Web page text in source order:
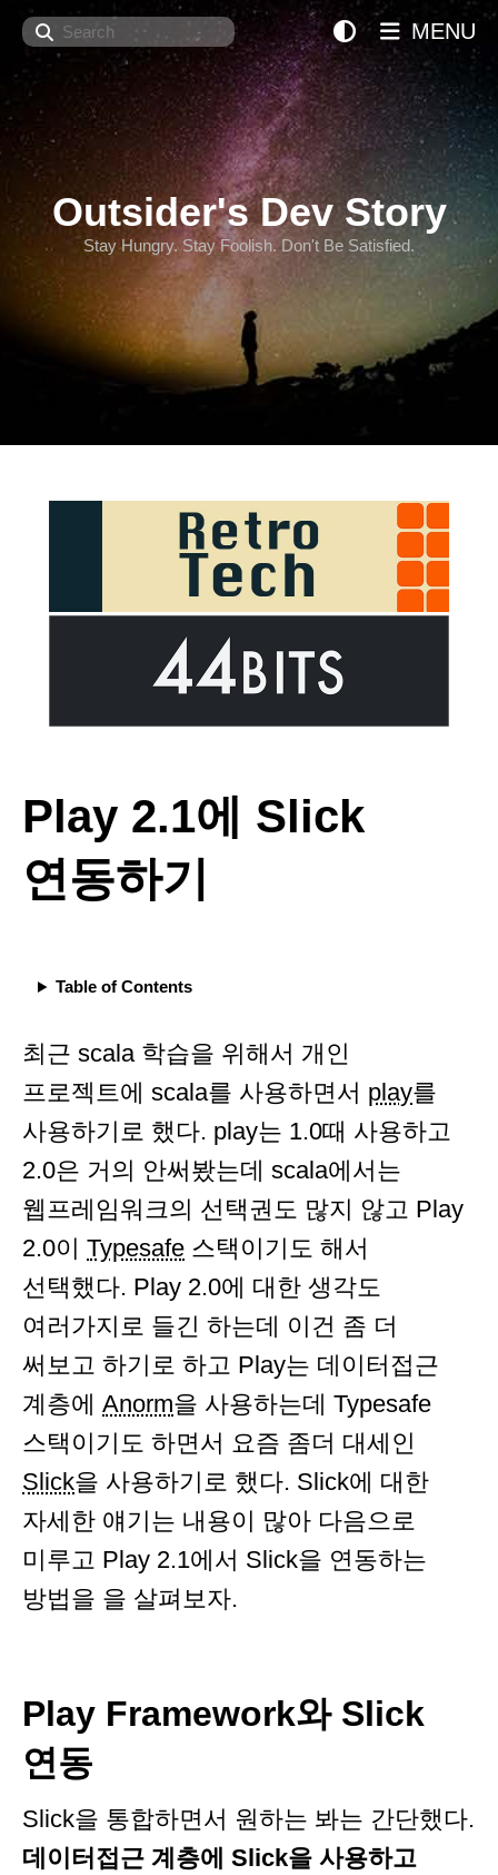
Search
Outsider's Dev Story
Stay Hungry. Stay Foolish. Don't Be Satisfied.
MENU
Play 2.1에 Slick
연동하기
Table of Contents
최근 scala 학습을 위해서 개인
프로젝트에 scala를 사용하면서 play를
사용하기로 했다. play는 1.0때 사용하고
2.0은 거의 안써봤는데 scala에서는
웹프레임워크의 선택권도 많지 않고 Play
2.0이 Typesafe 스택이기도 해서
선택했다. Play 2.0에 대한 생각도
여러가지로 들긴 하는데 이건 좀 더
써보고 하기로 하고 Play는 데이터접근
계층에 Anorm을 사용하는데 Typesafe
스택이기도 하면서 요즘 좀더 대세인
Slick을 사용하기로 했다. Slick에 대한
자세한 얘기는 내용이 많아 다음으로
미루고 Play 2.1에서 Slick을 연동하는
방법을 을 살펴보자.
Play Framework와 Slick
연동
Slick을 통합하면서 원하는 봐는 간단했다.
데이터접근 계층에 Slick을 사용하고